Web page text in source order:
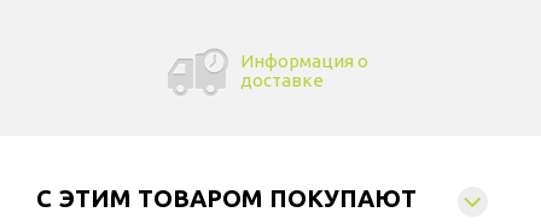
Информация о
доставке
C ЭТИМ ТОВАРОМ ПОКУПАЮТ